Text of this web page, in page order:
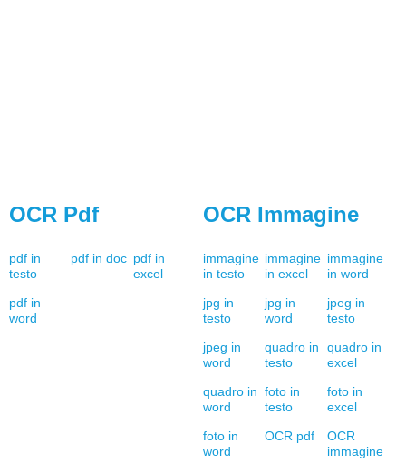
OCR Pdf
pdf in
testo
pdf in doc pdf in
excel
pdf in
word
OCR Immagine
immagine
in testo
immagine
in excel
immagine
in word
jpg in
testo
jpg in
word
jpeg in
testo
jpeg in
word
quadro in
testo
quadro in
excel
quadro in
word
foto in
testo
foto in
excel
foto in
word
OCR pdf
OCR
immagine